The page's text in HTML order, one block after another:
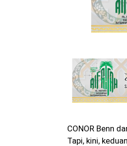
CONOR Benn
Tapi, kini,